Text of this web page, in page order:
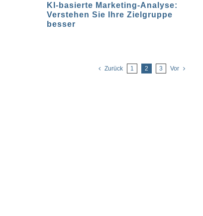
KI-basierte Marketing-Analyse:
Verstehen Sie Ihre Zielgruppe
besser
Zurück 1 2 3 Vor